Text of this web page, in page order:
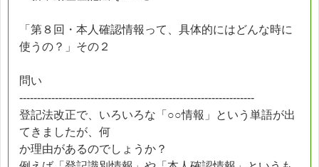
「第８回・本人確認情報って、具体的にはどんな時に
使うの？」その２
問い
------------------------------------------------------------------
登記法改正で、いろいろな「○○情報」という単語が出
てきましたが、何
か理由があるのでしょうか？